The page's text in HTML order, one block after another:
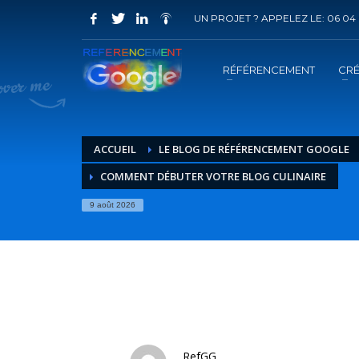
COMMENT ACHETER UN PRESTATION
1 Choisir la prestation
Vous recevrez sous 5 jours ouvrés un mail de
UN PROJET ? APPELEZ LE: 06 04
RÉFÉRENCEMENT
ACCUEIL LE BLOG DE RÉFÉRENCEMENT GOOGLE
COMMENT DÉBUTER VOTRE BLOG CULINAIRE
9 août 2026